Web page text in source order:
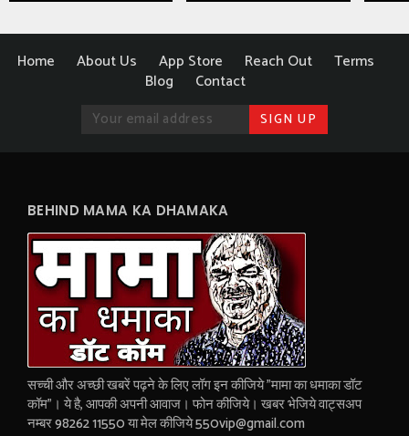
Home About Us App Store Reach Out
Terms
Blog
Contact
BEHIND MAMA KA DHAMAKA
सच्ची और अच्छी खबरें पढ़ने के लिए लॉग इन कीजिये "मामा का धमाका डॉट
कॉम"। ये है, आपकी अपनी आवाज। फोन कीजिये। खबर भेजिये वाट्सअप
नम्बर 98262 11550 या मेल कीजिये 550vip@gmail.com